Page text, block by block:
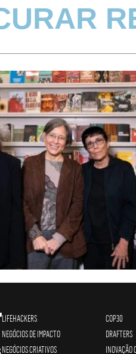
LIFEHACKERS
NEGÓCIOS DE IMPACTO
NEGÓCIOS CRIATIVOS
COP30
DRAFTERS
INOVAÇÃO